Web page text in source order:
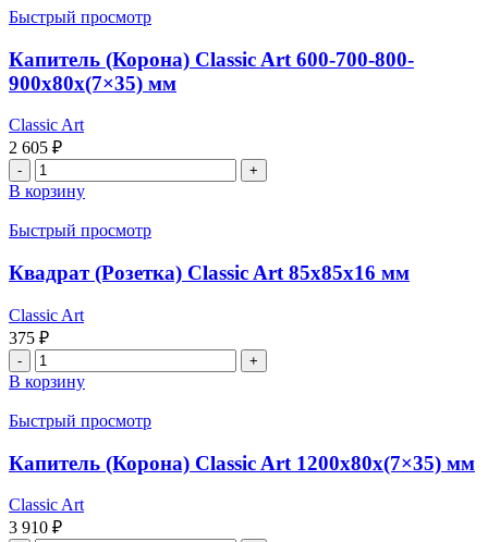
планка
Classic
30x10x2100
мм
Быстрый просмотр
Капитель (Корона) Classic Art 600-700-800-
900x80x(7×35) мм
Classic Art
2 605 ₽
Количество
товара
(Корона)
Art
600-
700-
800-
900x80x(7x35)
мм
В корзину
Быстрый просмотр
Квадрат (Розетка) Classic Art 85x85x16 мм
Classic Art
375 ₽
Количество
товара
Квадрат
(Розетка)
Classic
85x85x16
мм
В корзину
Быстрый просмотр
Капитель (Корона) Classic Art 1200x80x(7×35) мм
Classic Art
3 910 ₽